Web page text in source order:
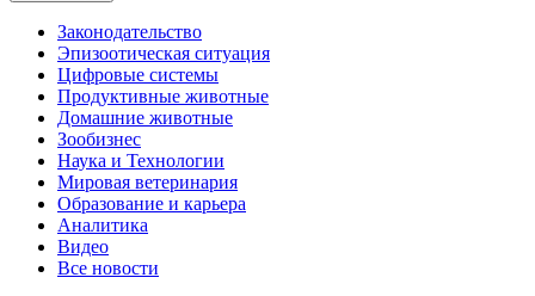
Законодательство
Эпизоотическая ситуация
Цифровые системы
Продуктивные животные
Домашние животные
Зообизнес
Наука и Технологии
Мировая ветеринария
Образование и карьера
Аналитика
Видео
Все новости